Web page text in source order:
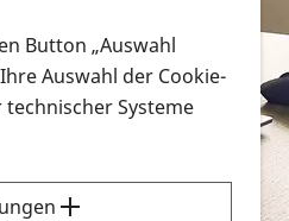
verschiedenen
Sie nach Infonmaterial
bzw. herunterladen
Button „Auswahl
Auswahl der Cookie-
Systeme